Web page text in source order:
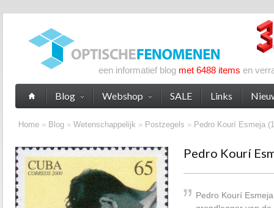
een informatief blog met 6488 items en
Home » Blog » Wetenschappelijk » Postzegels » Pedro Kourí Esmeja
Pedro Kourí
Pedro Kourí
Blog Webshop SALE Links